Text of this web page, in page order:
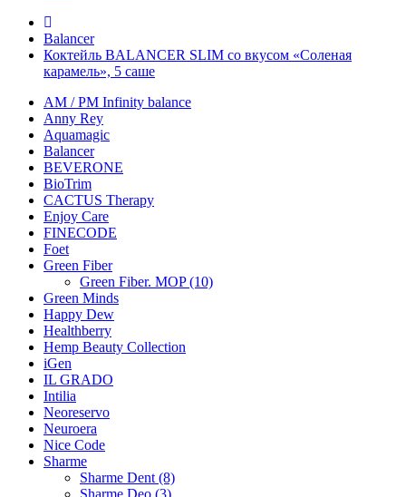
Balancer
Коктейль BALANCER SLIM со вкусом «Соленая
карамель», 5 саше
AM / PM Infinity balance
Anny Rey
Aquamagic
Balancer
BEVERONE
BioTrim
CACTUS Therapy
Enjoy Care
FINECODE
Foet
Green Fiber
Green Fiber. MOP (10)
Green Minds
Happy Dew
Healthberry
Hemp Beauty Collection
iGen
IL GRADO
Intilia
Neoreservo
Neuroera
Nice Code
Sharme
Sharme Dent (8)
Sharme Deo (3)